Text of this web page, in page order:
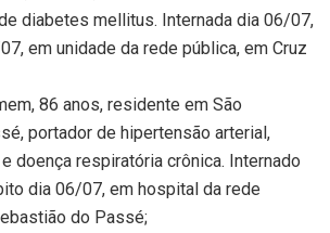
diabetes mellitus. Internada dia 06/07,
em unidade da rede pública, em Cruz
86 anos, residente em São
portador de hipertensão arterial,
doença respiratória crônica. Internado
dia 06/07, em hospital da rede
do Passé;